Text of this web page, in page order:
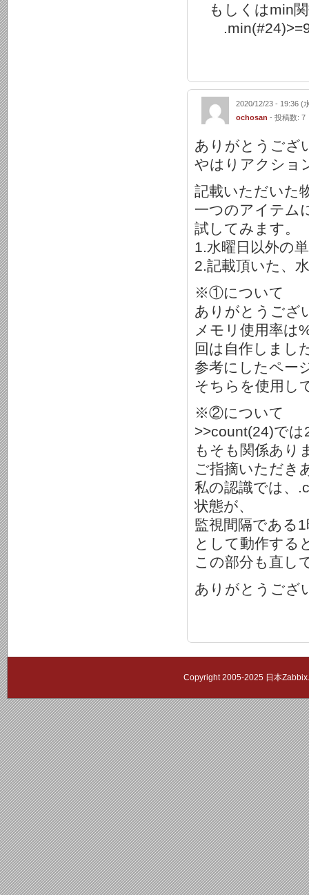
もしくはmin
2020/12/23 - 19:36 (
ochosan - 投稿数: 7
ありがとうござ
やはりアクショ
記載いただいた
一つのアイテム
試してみます。
1.水曜日以外の
2.記載頂いた、
※①について
ありがとうござ
メモリ使用率は
回は自作しまし
参考にしたペー
そちらを使用し
※②について
>>count(24)で
もそも関係あり
ご指摘いただき
私の認識では、
状態が、
監視間隔である
として動作する
この部分も直し
ありがとうござ
Copyright 2005-2025 日本